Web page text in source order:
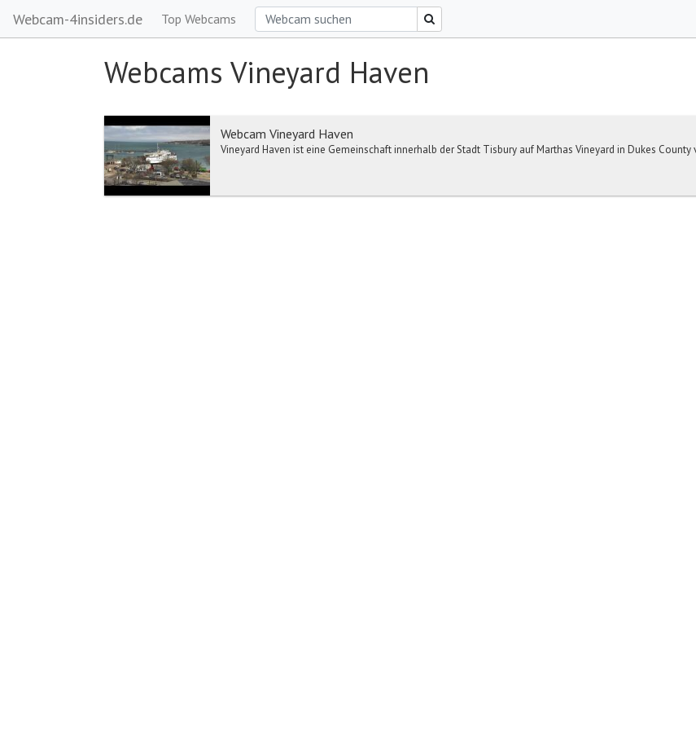
Webcam-4insiders.de Top Webcams
Webcams Vineyard Haven
Webcam Vineyard Haven
Vineyard Haven ist eine Gemeinschaft innerhalb der Stadt Tisbury auf Marthas Vineyard in Dukes County